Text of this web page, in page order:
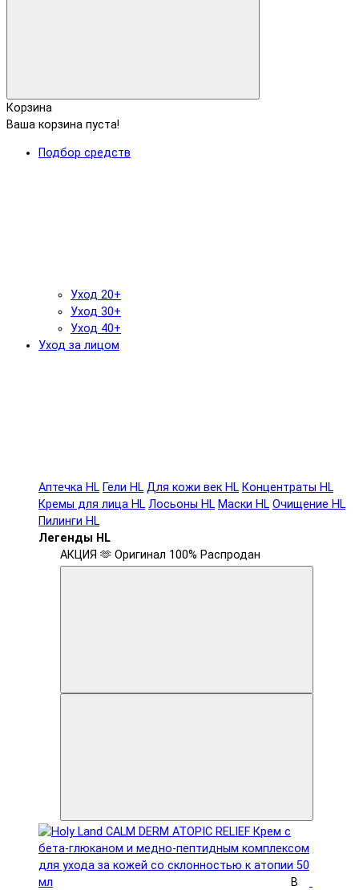
Корзина
Ваша корзина пуста!
Подбор средств
Уход 20+
Уход 30+
Уход 40+
Уход за лицом
Аптечка HL Гели HL Для кожи век HL Концентраты HL
Кремы для лица HL Лосьоны HL Маски HL Очищение HL
Пилинги HL
Легенды HL
АКЦИЯ 🫶 Оригинал 100% Распродан
В